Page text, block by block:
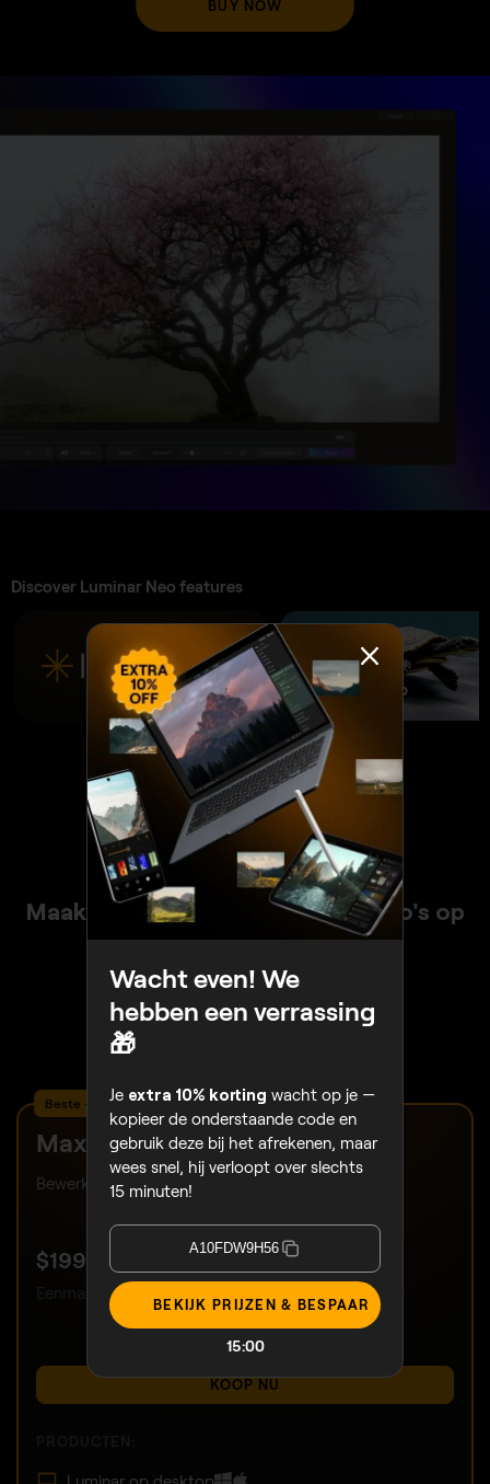
BUY NOW
Discover Luminar Neo features
GenSwap
Maak eenvoudig verbluffende foto's op
elk apparaat met Luminar
30-dagen geld terug garantie
24/7 chat ondersteuning
Beste – Compleet pakket
Max
Bewerk, leer en creëer zonder beperkingen.
$199 .00 TOT 50% KORTING
Eenmalige betaling, apps voor altijd gebruiken
KOOP NU
Wacht even! We
hebben een verrassing
🎁
Je extra 10% korting wacht op je —
kopieer de onderstaande code en
gebruik deze bij het afrekenen, maar
wees snel, hij verloopt over slechts
15 minuten!
A10FDW9H56
BEKIJK PRIJZEN & BESPAAR
14:58